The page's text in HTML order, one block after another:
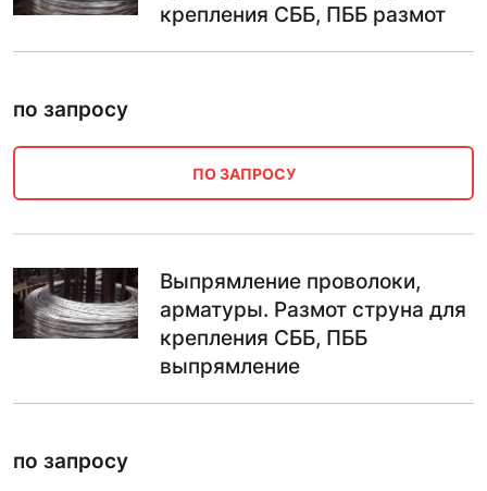
крепления СББ, ПББ размот
по запросу
ПО ЗАПРОСУ
Выпрямление проволоки,
арматуры. Размот струна для
крепления СББ, ПББ
выпрямление
по запросу